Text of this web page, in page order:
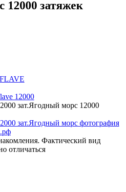
12000 затяжек
12000
зат.Ягодный морс 12000
Фактический вид
отличаться